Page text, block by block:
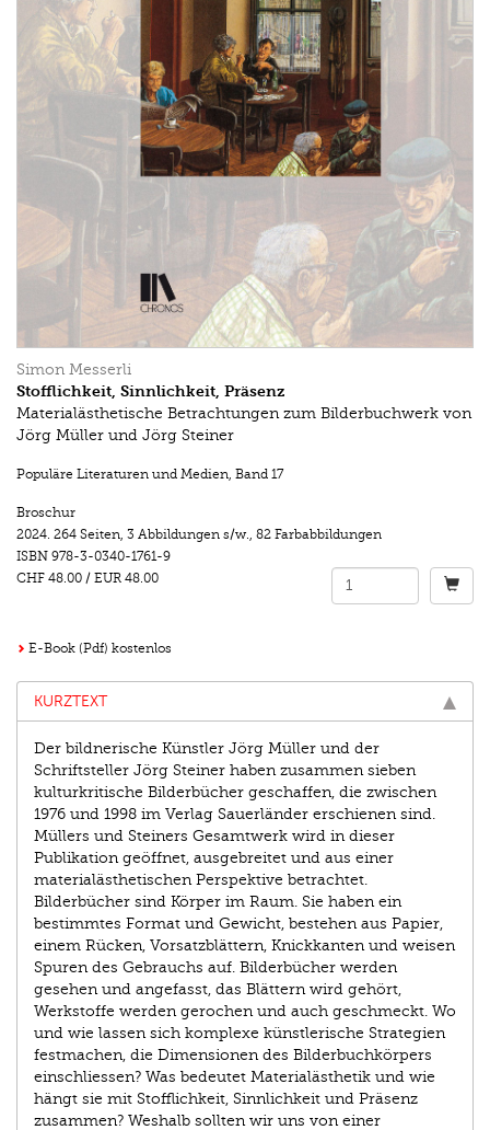
Simon Messerli
Stofflichkeit, Sinnlichkeit, Präsenz
Materialästhetische Betrachtungen zum Bilderbuchwerk von
Jörg Müller und Jörg Steiner
Populäre Literaturen und Medien, Band 17
Broschur
2024. 264 Seiten, 3 Abbildungen s/w., 82 Farbabbildungen
ISBN 978-3-0340-1761-9
CHF 48.00 / EUR 48.00
E-Book (Pdf) kostenlos
KURZTEXT
Der bildnerische Künstler Jörg Müller und der
Schriftsteller Jörg Steiner haben zusammen sieben
kulturkritische Bilderbücher geschaffen, die zwischen
1976 und 1998 im Verlag Sauerländer erschienen sind.
Müllers und Steiners Gesamtwerk wird in dieser
Publikation geöffnet, ausgebreitet und aus einer
materialästhetischen Perspektive betrachtet.
Bilderbücher sind Körper im Raum. Sie haben ein
bestimmtes Format und Gewicht, bestehen aus Papier,
einem Rücken, Vorsatzblättern, Knickkanten und weisen
Spuren des Gebrauchs auf. Bilderbücher werden
gesehen und angefasst, das Blättern wird gehört,
Werkstoffe werden gerochen und auch geschmeckt. Wo
und wie lassen sich komplexe künstlerische Strategien
festmachen, die Dimensionen des Bilderbuchkörpers
einschliessen? Was bedeutet Materialästhetik und wie
hängt sie mit Stofflichkeit, Sinnlichkeit und Präsenz
zusammen? Weshalb sollten wir uns von einer